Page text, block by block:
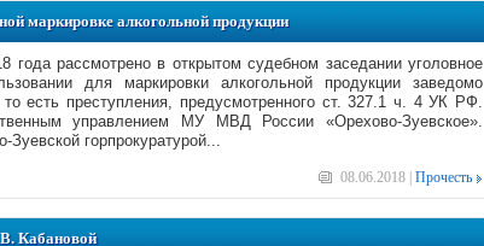
маркировке алкогольной продукции
рассмотрено в открытом судебном заседании уголовное
для маркировки алкогольной продукции заведомо
есть преступления, предусмотренного ст. 327.1 ч. 4 УК РФ.
управлением МУ МВД России «Орехово-Зуевское».
горпрокуратурой...
08.06.2018 | Прочесть
Кабановой